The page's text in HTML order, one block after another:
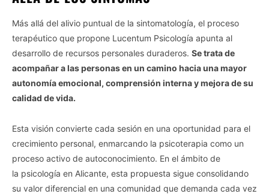
Más allá del alivio puntual de la sintomatología, el proceso
terapéutico que propone Lucentum Psicología apunta al
desarrollo de recursos personales duraderos. Se trata de
acompañar a las personas en un camino hacia una mayor
autonomía emocional, comprensión interna y mejora de su
calidad de vida.
Esta visión convierte cada sesión en una oportunidad para el
crecimiento personal, enmarcando la psicoterapia como un
proceso activo de autoconocimiento. En el ámbito de
la psicología en Alicante, esta propuesta sigue consolidando
su valor diferencial en una comunidad que demanda cada vez